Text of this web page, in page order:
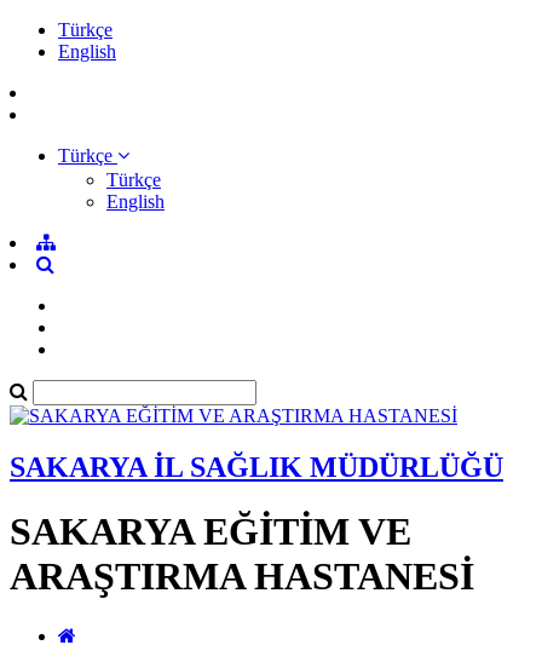
Türkçe
English
Türkçe
Türkçe
English
SAKARYA İL SAĞLIK MÜDÜRLÜĞÜ
SAKARYA EĞİTİM VE
ARAŞTIRMA HASTANESİ